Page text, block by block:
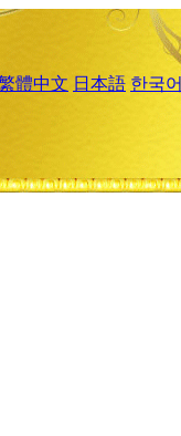
體中文 日本語 한국어